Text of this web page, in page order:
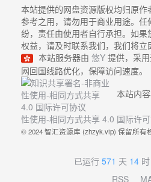
本站提供的网盘资源版权均归原
参考之用，请勿用于商业用途。
纷，责任由使用者自行承担。如
权益，请及时联系我们，我们将立
本站服务器由 悠Y 提供，采
网回国线路优化，保障访问速度。
本站内
性使用-相同方式共享 4.0 国际许
© 2024 智汇资源库 (zhzyk.vip) 保留所有
已运行 571 天 14 时
RSS